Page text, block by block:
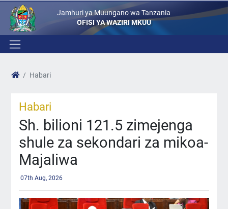
Jamhuri ya Muungano wa Tanzania
OFISI YA WAZIRI MKUU
Habari
Habari
Sh. bilioni 121.5 zimejenga
shule za sekondari za mikoa-
Majaliwa
07th Aug, 2026